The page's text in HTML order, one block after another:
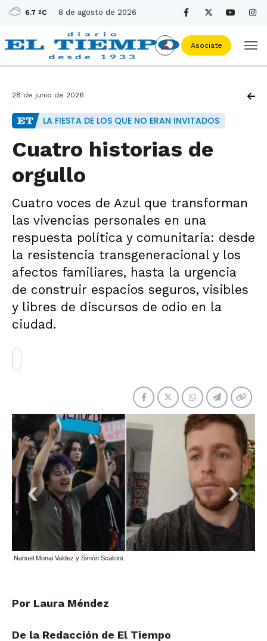
6.7 ºC 8 de agosto de 2026
Asociate
28 de junio de 2026
LA FIESTA DE LOS QUE NO ERAN INVITADOS
Cuatro historias de
orgullo
Cuatro voces de Azul que transforman
las vivencias personales en una
respuesta política y comunitaria: desde
la resistencia transgeneracional y los
afectos familiares, hasta la urgencia
de construir espacios seguros, visibles
y libres de discursos de odio en la
ciudad.
Nahuel Monai Valdez y Simón Scalcini.
Por Laura Méndez
De la Redacción de El Tiempo